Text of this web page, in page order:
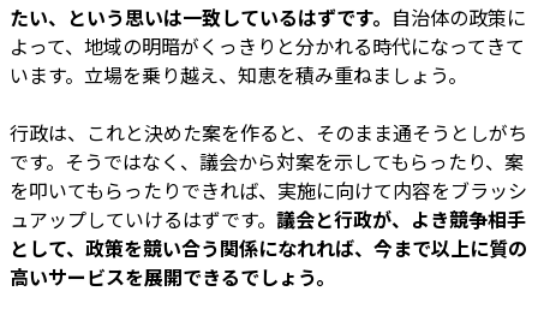
たい、という思いは一致しているはずです。 自治体の政策に
よって、地域の明暗がくっきりと分かれる時代になってきて
います。立場を乗り越え、知恵を積み重ねましょう。
行政は、これと決めた案を作ると、そのまま通そうとしがち
です。そうではなく、議会から対案を示してもらったり、案
を叩いてもらったりできれば、実施に向けて内容をブラッシ
ュアップしていけるはずです。 議会と行政が、よき競争相手
として、政策を競い合う関係になれれば、今まで以上に質の
高いサービスを展開できるでしょう。